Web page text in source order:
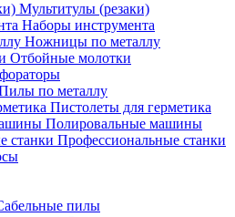
Мультитулы (резаки)
Наборы инструмента
Ножницы по металлу
Отбойные молотки
по металлу
Пистолеты для герметика
Полировальные машины
Профессиональные станки
пилы